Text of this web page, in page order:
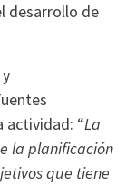
desarrollo de
actividad: “La
la planificación
que tiene